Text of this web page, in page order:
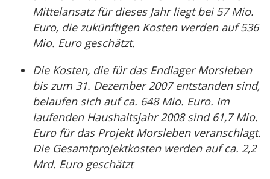
Mittelansatz für dieses Jahr liegt bei 57 Mio.
Euro, die zukünftigen Kosten werden auf 536
Mio. Euro geschätzt.
Die Kosten, die für das Endlager Morsleben
bis zum 31. Dezember 2007 entstanden sind,
belaufen sich auf ca. 648 Mio. Euro. Im
laufenden Haushaltsjahr 2008 sind 61,7 Mio.
Euro für das Projekt Morsleben veranschlagt.
Die Gesamtprojektkosten werden auf ca. 2,2
Mrd. Euro geschätzt